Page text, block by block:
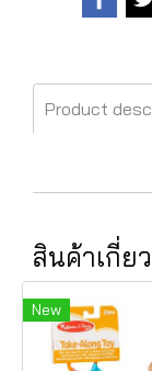
Product
สินค้าเกี่ย
New